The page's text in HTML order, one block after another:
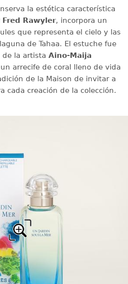
la estética característica
Fred Rawyler, incorpora un
que representa el cielo y las
de Tahaa. El estuche fue
de la artista Aino-Maija
arrecife de coral lleno de vida
de la Maison de invitar a
cada creación de la colección.